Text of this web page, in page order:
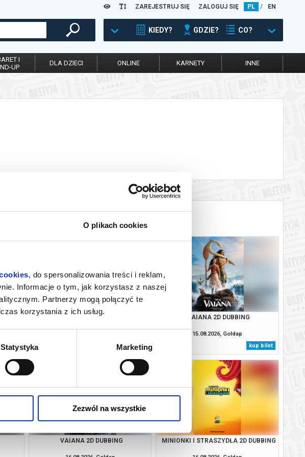
O plikach cookies
, do spersonalizowania treści i reklam,
Informacje o tym, jak korzystasz z naszej
Partnerzy mogą połączyć te
korzystania z ich usług.
Statystyka Marketing
Zezwól na wszystkie
ZAREJESTRUJ SIĘ ZALOGUJ SIĘ PL / EN
KIEDY? GDZIE? CO?
I
UP
DLA DZIECI ONLINE KARNETY INNE
bilet
ODYSEJA 2D NAPISY
kup bilet
VAIANA 2D DUBBING
15.08.2026, Gołdap
kup bilet
VAIANA 2D DUBBING MINIONKI I STRASZYDŁA 2D DUBBING